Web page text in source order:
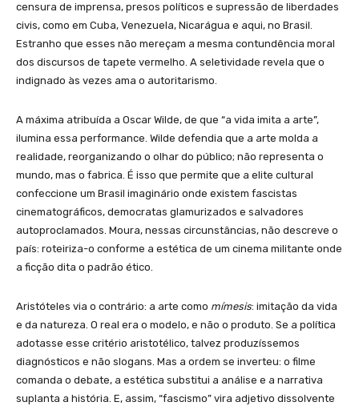
censura de imprensa, presos políticos e supressão de liberdades
civis, como em Cuba, Venezuela, Nicarágua e aqui, no Brasil.
Estranho que esses não mereçam a mesma contundência moral
dos discursos de tapete vermelho. A seletividade revela que o
indignado às vezes ama o autoritarismo.
A máxima atribuída a Oscar Wilde, de que “a vida imita a arte”,
ilumina essa performance. Wilde defendia que a arte molda a
realidade, reorganizando o olhar do público; não representa o
mundo, mas o fabrica. É isso que permite que a elite cultural
confeccione um Brasil imaginário onde existem fascistas
cinematográficos, democratas glamurizados e salvadores
autoproclamados. Moura, nessas circunstâncias, não descreve o
país: roteiriza-o conforme a estética de um cinema militante onde
a ficção dita o padrão ético.
Aristóteles via o contrário: a arte como mímesis: imitação da vida
e da natureza. O real era o modelo, e não o produto. Se a política
adotasse esse critério aristotélico, talvez produzíssemos
diagnósticos e não slogans. Mas a ordem se inverteu: o filme
comanda o debate, a estética substitui a análise e a narrativa
suplanta a história. E, assim, “fascismo” vira adjetivo dissolvente